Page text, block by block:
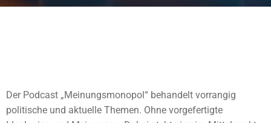
Der Podcast „Meinungsmonopol“ behandelt vorrangig
politische und aktuelle Themen. Ohne vorgefertigte